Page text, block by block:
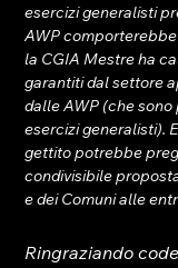
esercizi generalisti
AWP
la CGIA Mestre ha
garantiti dal settore
dalle AWP (che
esercizi generalisti).
gettito potrebbe
condivisibile
e dei Comuni alle
Ringraziando